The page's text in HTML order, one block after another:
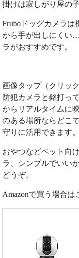
掛けは寂しがり屋の
Fruboドッグカメラ
から手が出しにくい
ラがおすすめです。
画像タップ（クリッ
防犯カメラと銘打っ
からリアルタイムに
のある場所ならどこ
守りに活用できます。
おやつなどペット向
ラ、シンプルでいい
どうぞ。
Amazonで買う場合は